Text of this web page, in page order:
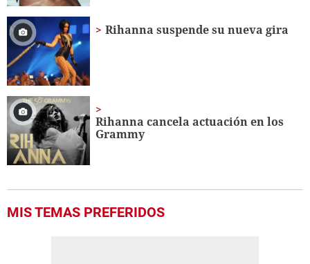
Rihanna suspende su nueva gira
Rihanna cancela actuación en los
Grammy
MIS TEMAS PREFERIDOS